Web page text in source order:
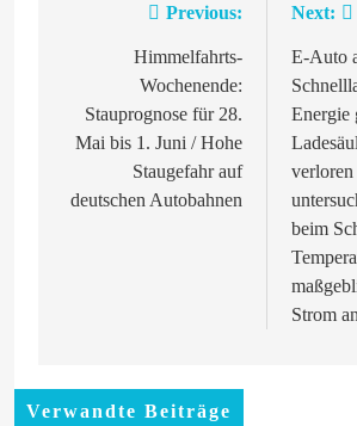
Beitragsnavigation
Previous:
Himmelfahrts-
Wochenende:
Stauprognose für 28.
Mai bis 1. Juni / Hohe
Staugefahr auf
deutschen Autobahnen
Next:
E-Auto
Energie
beim
Strom
Verwandte Beiträge